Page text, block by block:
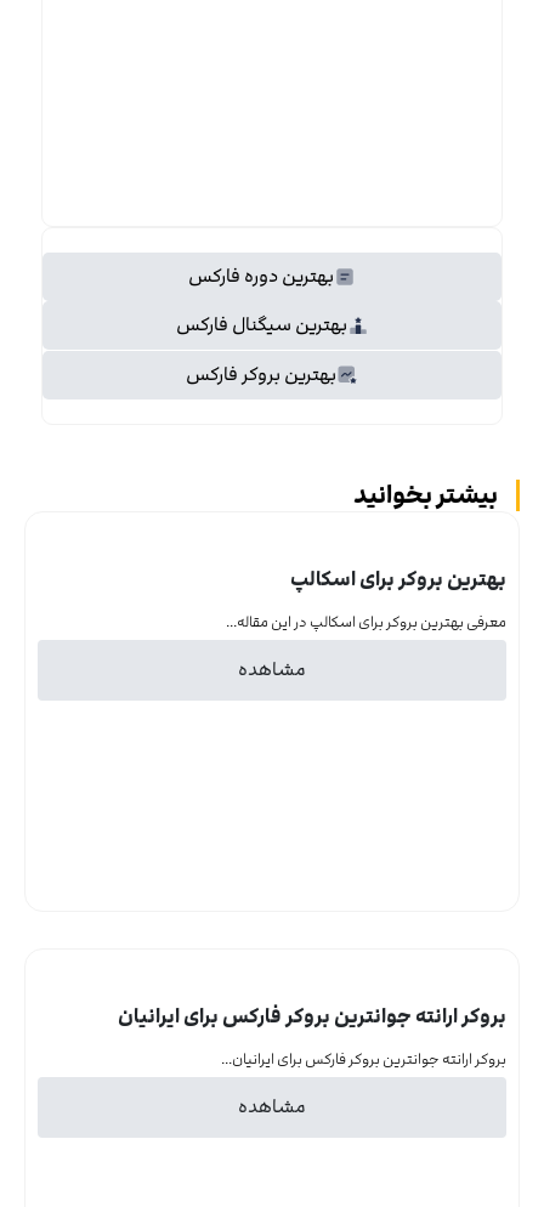
بهترین دوره فارکس
بهترین سیگنال فارکس
بهترین بروکر فارکس
بیشتر بخوانید
بهترین بروکر برای اسکالپ
معرفی بهترین بروکر برای اسکالپ در این مقاله...
مشاهده
بروکر ارانته جوانترین بروکر فارکس برای ایرانیان
بروکر ارانته جوانترین بروکر فارکس برای ایرانیان...
مشاهده